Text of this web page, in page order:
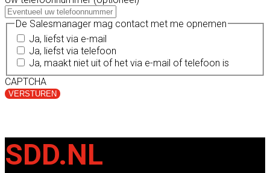
De Salesmanager mag contact met me opnemen
Ja, liefst via e-mail
Ja, liefst via telefoon
Ja, maakt niet uit of het via e-mail of telefoon is
CAPTCHA
SDD.NL